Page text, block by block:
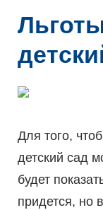
Для того,
детский сад
будет
придется, но